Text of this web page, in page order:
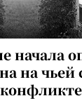
начала
на чьей